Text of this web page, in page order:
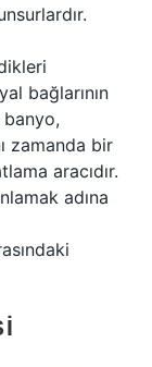
bağlarının
zamanda bir
aracıdır.
adına